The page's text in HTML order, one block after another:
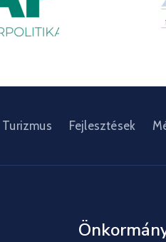
Turizmus Fejlesztések